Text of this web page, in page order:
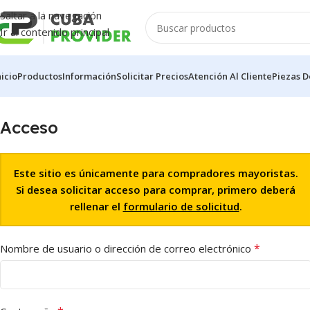
Saltar a la navegación
Ir al contenido principal
ProductosInformaciónSolicitar PreciosAtención Al ClientePiezas
Acceso
Este sitio es únicamente para compradores mayoristas.
Si desea solicitar acceso para comprar, primero deberá
rellenar el formulario de solicitud.
Nombre de usuario o dirección de correo electrónico *